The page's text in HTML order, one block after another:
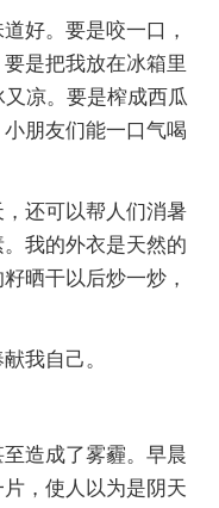
好。要是咬一口，
是把我放在冰箱里
凉。要是榨成西瓜
朋友们能一口气喝
还可以帮人们消暑
我的外衣是天然的
晒干以后炒一炒，
我自己。
造成了雾霾。早晨
，使人以为是阴天